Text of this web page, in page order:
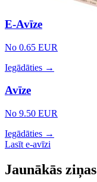
E-Avīze
No 0.65 EUR
Iegādāties →
Avīze
No 9.50 EUR
Iegādāties →
Lasīt e-avīzi
Jaunākās ziņas